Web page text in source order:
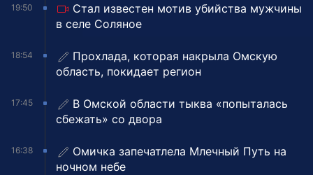
19:50
Стал известен мотив убийства мужчины
в селе Соляное
18:54
Прохлада, которая накрыла Омскую
область, покидает регион
17:45
В Омской области тыква «попыталась
сбежать» со двора
16:38
Омичка запечатлела Млечный Путь на
ночном небе